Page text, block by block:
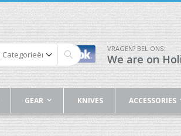
Zoek
VRAGEN? BEL ONS:
We are on
GEAR KNIVES ACCESSORIES